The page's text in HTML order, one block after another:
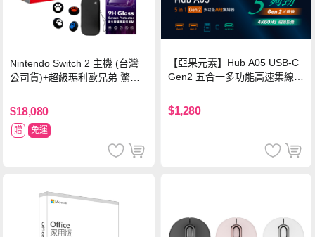
Nintendo Switch 2 主機 (台灣
公司貨)+超級瑪利歐兄弟 驚奇
球 狂熱 中文版
$18,080
贈 免運
【亞果元素】Hub A05 USB-C
Gen2 五合一多功能高速集線
$1,280